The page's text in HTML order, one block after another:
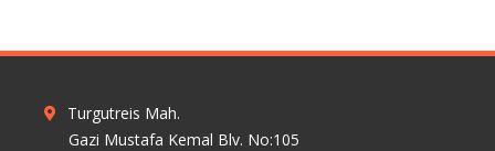
Turgutreis Mah.
Gazi Mustafa Kemal Blv. No:105